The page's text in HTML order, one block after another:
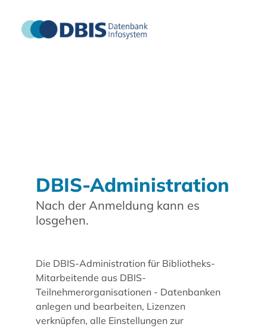
DBIS-Administration
Nach der Anmeldung kann es
losgehen.
Die DBIS-Administration für Bibliotheks-
Mitarbeitende aus DBIS-
Teilnehmerorganisationen - Datenbanken
anlegen und bearbeiten, Lizenzen
verknüpfen, alle Einstellungen zur